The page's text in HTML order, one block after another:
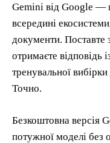
Gemini від Google —
всередині
документи. Поставте
отримаєте відповідь
тренувальної
Точно.
Безкоштовна версія
потужної моделі без